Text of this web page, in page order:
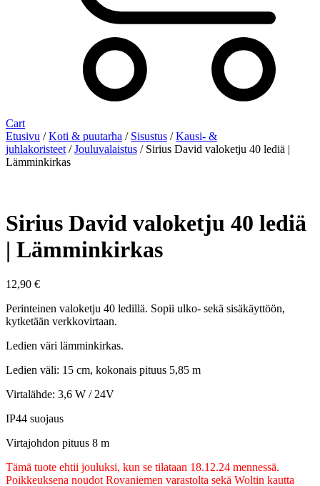
Cart
Etusivu /Koti & puutarha / Sisustus /Kausi- &
juhlakoristeet /Jouluvalaistus / Sirius David valoketju 40 lediä |
Lämminkirkas
Sirius David valoketju 40 lediä
| Lämminkirkas
12,90 €
Perinteinen valoketju 40 ledillä. Sopii ulko- sekä sisäkäyttöön,
kytketään verkkovirtaan.
Ledien väri lämminkirkas.
Ledien väli: 15 cm, kokonais pituus 5,85 m
Virtalähde: 3,6 W / 24V
IP44 suojaus
Virtajohdon pituus 8 m
Tämä tuote ehtii jouluksi, kun se tilataan 18.12.24 mennessä.
Poikkeuksena noudot Rovaniemen varastolta sekä Woltin kautta